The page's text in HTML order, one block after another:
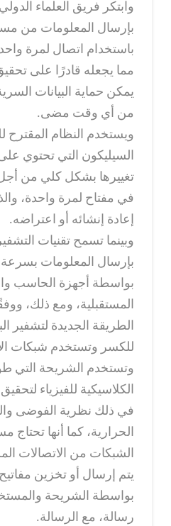
وابتكر فريق العلماء
بإرسال المعلومات من
باستخدام اتصال لمرة
مما يجعله قادرًا على
يمكن حماية البيانات
من أي وقت مضى.
ويستخدم النظام المقترح
السيليكون التي تحتوي
تغييرها بشكل كلي من
في مفتاح لمرة واحدة،
إعادة إنشائه أو اعتراضه.
وبينما تسمح تقنيات
بإرسال المعلومات
بواسطة أجهزة الحاسب
المستقبلية، ومع ذلك،
الطريقة الجديدة لتشفير
للكسر وتستخدم شبكات
وتستخدم الشريحة التي
الكلاسيكية للفيزياء
في ذلك نظرية الفوضى
الحرارية، كما أنها
الشبكات من الاتصالات
يتم إرسال أو تخزين
بواسطة الشريحة
رسالة، مع الرسالة.